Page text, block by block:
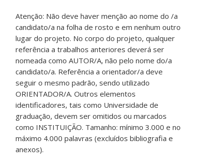
Atenção: Não deve haver menção ao nome do /a
candidato/a na folha de rosto e em nenhum outro
lugar do projeto. No corpo do projeto, qualquer
referência a trabalhos anteriores deverá ser
nomeada como AUTOR/A, não pelo nome do/a
candidato/a. Referência a orientador/a deve
seguir o mesmo padrão, sendo utilizado
ORIENTADOR/A. Outros elementos
identificadores, tais como Universidade de
graduação, devem ser omitidos ou marcados
como INSTITUIÇÃO. Tamanho: mínimo 3.000 e no
máximo 4.000 palavras (excluídos bibliografia e
anexos).